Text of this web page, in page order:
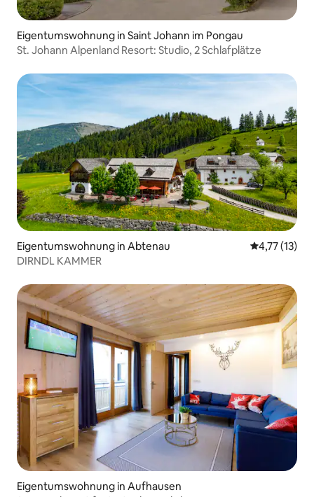
Eigentumswohnung in Saint Johann im Pongau
St. Johann Alpenland Resort: Studio, 2 Schlafplätze
Eigentumswohnung in Abtenau
4,77 (13)
DIRNDL KAMMER
Eigentumswohnung in Aufhausen